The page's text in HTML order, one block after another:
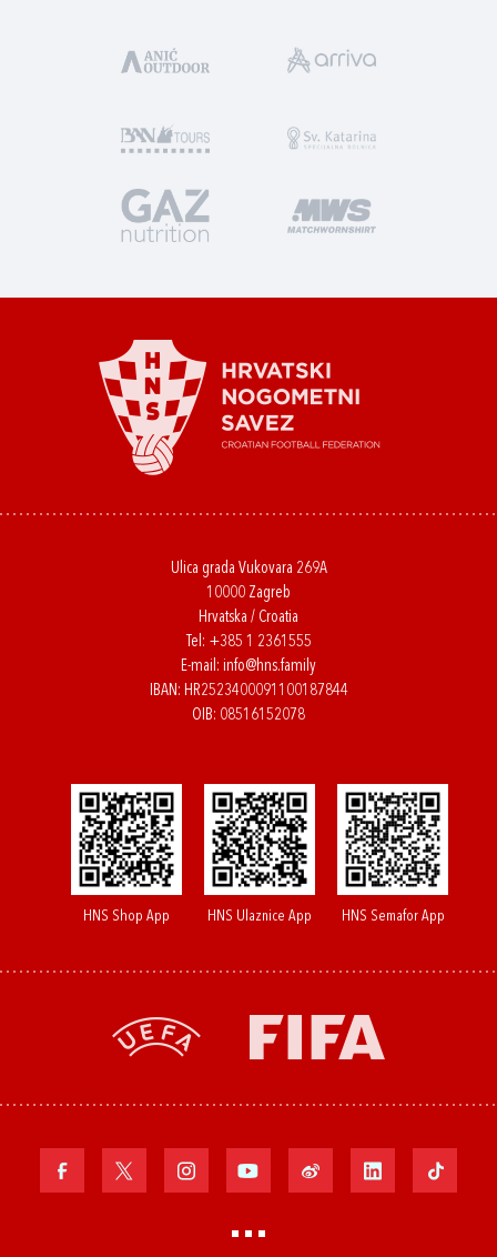
Ulica grada Vukovara 269A
10000 Zagreb
Hrvatska / Croatia
Tel: +385 1 2361555
E-mail: info@hns.family
IBAN: HR2523400091100187844
OIB: 08516152078
HNS Shop App HNS Ulaznice App HNS Semafor App